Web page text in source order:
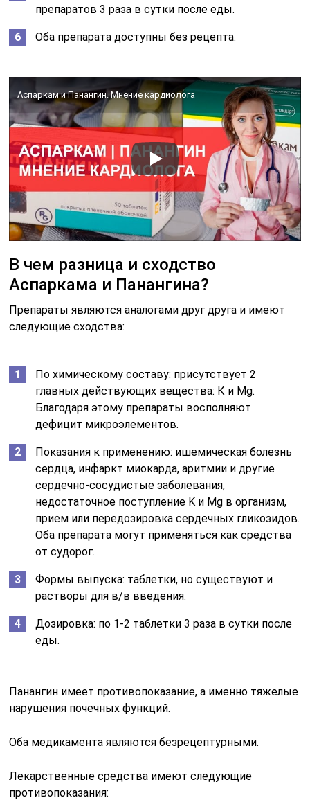
препаратов 3 раза в сутки после еды.
Оба препарата доступны без рецепта.
Аспаркам и Панангин. Мнение кардиолога
В чем разница и сходство
Аспаркама и Панангина?
Препараты являются аналогами друг друга и имеют
следующие сходства:
По химическому составу: присутствует 2
главных действующих вещества: К и Mg.
Благодаря этому препараты восполняют
дефицит микроэлементов.
Показания к применению: ишемическая болезнь
сердца, инфаркт миокарда, аритмии и другие
сердечно-сосудистые заболевания,
недостаточное поступление K и Mg в организм,
прием или передозировка сердечных гликозидов.
Оба препарата могут применяться как средства
от судорог.
Формы выпуска: таблетки, но существуют и
растворы для в/в введения.
Дозировка: по 1-2 таблетки 3 раза в сутки после
еды.
Панангин имеет противопоказание, а именно тяжелые
нарушения почечных функций.
Оба медикамента являются безрецептурными.
Лекарственные средства имеют следующие
противопоказания: